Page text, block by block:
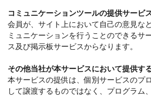
コミュニケーションツールの提供サービ
会員が、サイト上において自己の意見な
ミュニケーションを行うことのできるサ
ス及び掲示板サービスからなります。
その他当社が本サービスにおいて提供す
本サービスの提供は、個別サービスのプ
して譲渡するものではなく、プログラム